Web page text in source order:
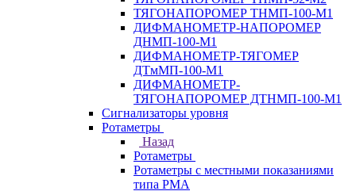
ТЯГОНАПОРОМЕР ТНМП-100-М1
ДИФМАНОМЕТР-НАПОРОМЕР
ДНМП-100-М1
ДИФМАНОМЕТР-ТЯГОМЕР
ДТмМП-100-М1
ДИФМАНОМЕТР-
ТЯГОНАПОРОМЕР ДТНМП-100-М1
Сигнализаторы уровня
Ротаметры
Назад
Ротаметры
Ротаметры с местными показаниями
типа РМА